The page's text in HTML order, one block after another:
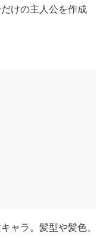
けの主人公を作成
ャラ。髪型や髪色、